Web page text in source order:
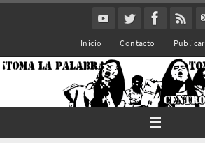
Inicio Contacto Publicar